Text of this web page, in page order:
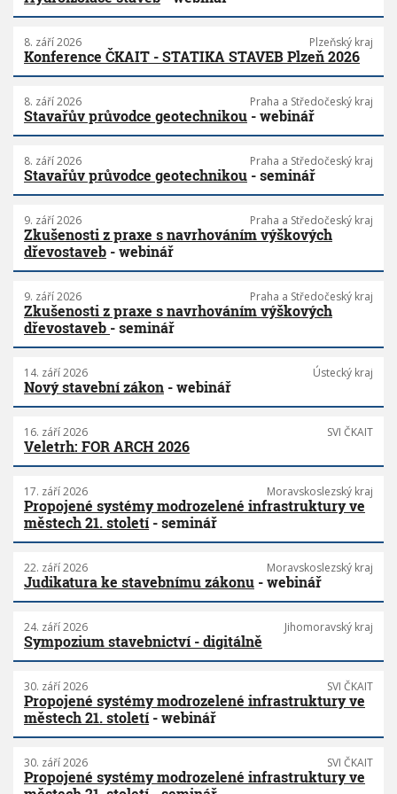
8. září 2026 Plzeňský kraj
Konference ČKAIT - STATIKA STAVEB Plzeň 2026
8. září 2026 Praha a Středočeský kraj
Stavařův průvodce geotechnikou - webinář
8. září 2026 Praha a Středočeský kraj
Stavařův průvodce geotechnikou - seminář
9. září 2026 Praha a Středočeský kraj
Zkušenosti z praxe s navrhováním výškových
dřevostaveb - webinář
9. září 2026 Praha a Středočeský kraj
Zkušenosti z praxe s navrhováním výškových
dřevostaveb - seminář
14. září 2026 Ústecký kraj
Nový stavební zákon - webinář
16. září 2026 SVI ČKAIT
Veletrh: FOR ARCH 2026
17. září 2026 Moravskoslezský kraj
Propojené systémy modrozelené infrastruktury ve
městech 21. století- seminář
22. září 2026 Moravskoslezský kraj
Judikatura ke stavebnímu zákonu - webinář
24. září 2026 Jihomoravský kraj
Sympozium stavebnictví - digitálně
30. září 2026 SVI ČKAIT
Propojené systémy modrozelené infrastruktury ve
městech 21. století- webinář
30. září 2026 SVI ČKAIT
Propojené systémy modrozelené infrastruktury ve